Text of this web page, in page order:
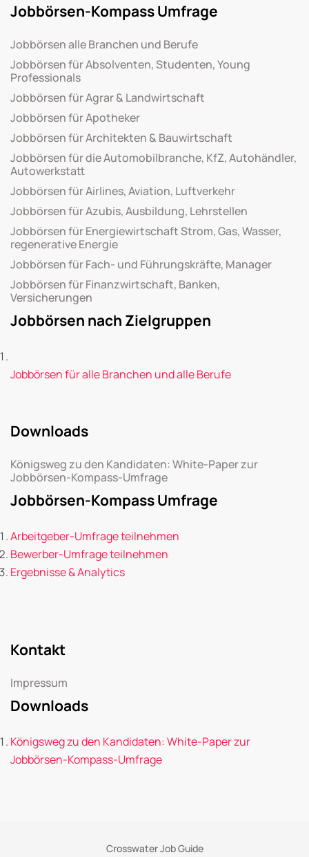
Jobbörsen-Kompass Umfrage
Jobbörsen alle Branchen und Berufe
Jobbörsen für Absolventen, Studenten, Young
Professionals
Jobbörsen für Agrar & Landwirtschaft
Jobbörsen für Apotheker
Jobbörsen für Architekten & Bauwirtschaft
Jobbörsen für die Automobilbranche, KfZ, Autohändler,
Autowerkstatt
Jobbörsen für Airlines, Aviation, Luftverkehr
Jobbörsen für Azubis, Ausbildung, Lehrstellen
Jobbörsen für Energiewirtschaft Strom, Gas, Wasser,
regenerative Energie
Jobbörsen für Fach- und Führungskräfte, Manager
Jobbörsen für Finanzwirtschaft, Banken,
Versicherungen
Jobbörsen nach Zielgruppen
Jobbörsen für alle Branchen und alle Berufe
Downloads
Königsweg zu den Kandidaten: White-Paper zur
Jobbörsen-Kompass-Umfrage
Jobbörsen-Kompass Umfrage
Arbeitgeber-Umfrage teilnehmen
Bewerber-Umfrage teilnehmen
Ergebnisse & Analytics
Kontakt
Impressum
Downloads
Königsweg zu den Kandidaten: White-Paper zur
Jobbörsen-Kompass-Umfrage
Crosswater Job Guide